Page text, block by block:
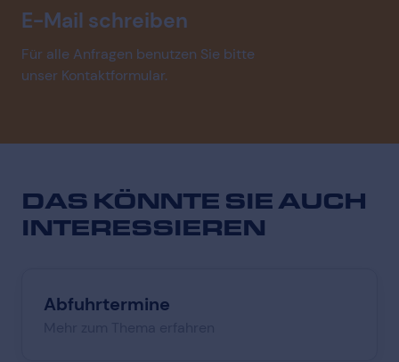
E-Mail schreiben
Für alle Anfragen benutzen Sie bitte
unser Kontaktformular.
DAS KÖNNTE SIEAUCH
INTERESSIEREN
Abfuhrtermine